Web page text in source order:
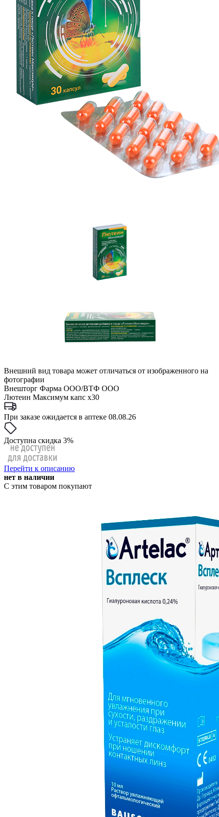
Внешний вид товара может отличаться от изображенного на
фотографии
Внешторг Фарма ООО/ВТФ ООО
Лютеин Максимум капс x30
При заказе ожидается в аптеке 08.08.26
Доступна скидка 3%
Перейти к описанию
нет в наличии
С этим товаром покупают